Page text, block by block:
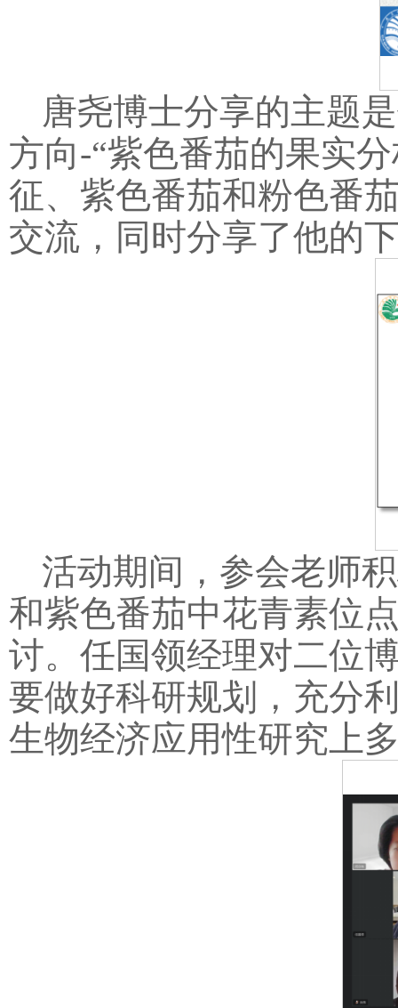
唐尧博士分享的主题
方向-“紫色番茄的果实
征、紫色番茄和粉色番
交流，同时分享了他的
活动期间，参会老师
和紫色番茄中花青素位
讨。任国领经理对二位
要做好科研规划，充分
生物经济应用性研究上